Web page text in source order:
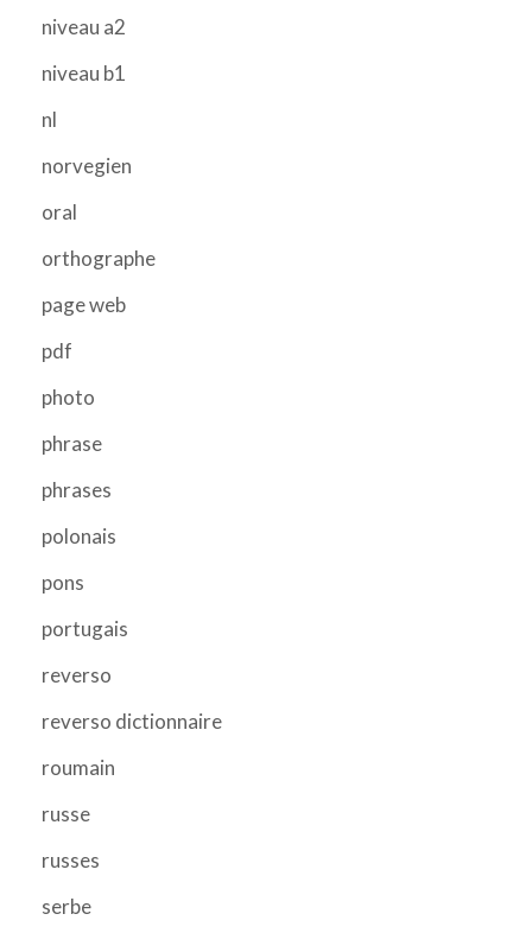
niveau a2
niveau b1
nl
norvegien
oral
orthographe
page web
pdf
photo
phrase
phrases
polonais
pons
portugais
reverso
reverso dictionnaire
roumain
russe
russes
serbe